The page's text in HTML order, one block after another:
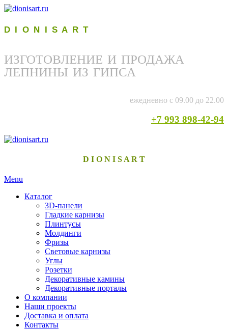
D I O N I S A R T
ИЗГОТОВЛЕНИЕ И ПРОДАЖА
ЛЕПНИНЫ ИЗ ГИПСА
ежедневно с 09.00 до 22.00
+7 993 898-42-94
D I O N I S A R T
Menu
Каталог
3D-панели
Гладкие карнизы
Плинтусы
Молдинги
Фризы
Световые карнизы
Углы
Розетки
Декоративные камины
Декоративные порталы
О компании
Наши проекты
Доставка и оплата
Контакты